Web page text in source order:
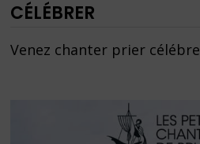
CÉLÉBRER
Venez chanter prier